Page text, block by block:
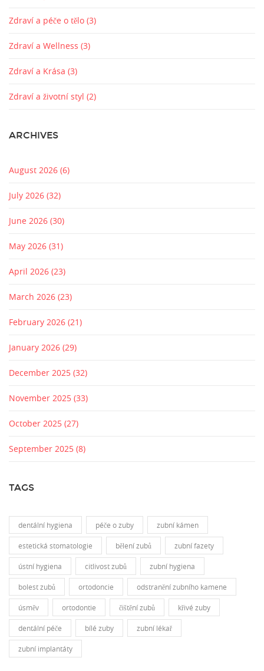
Zdraví a péče o tělo (3)
Zdraví a Wellness (3)
Zdraví a Krása (3)
Zdraví a životní styl (2)
ARCHIVES
August 2026 (6)
July 2026 (32)
June 2026 (30)
May 2026 (31)
April 2026 (23)
March 2026 (23)
February 2026 (21)
January 2026 (29)
December 2025 (32)
November 2025 (33)
October 2025 (27)
September 2025 (8)
TAGS
dentální hygiena péče o zuby zubní kámen
estetická stomatologie bělení zubů zubní fazety
ústní hygiena citlivost zubů zubní hygiena
bolest zubů ortodoncie odstranění zubního kamene
úsměv ortodontie čištění zubů křivé zuby
dentální péče bílé zuby zubní lékař
zubní implantáty